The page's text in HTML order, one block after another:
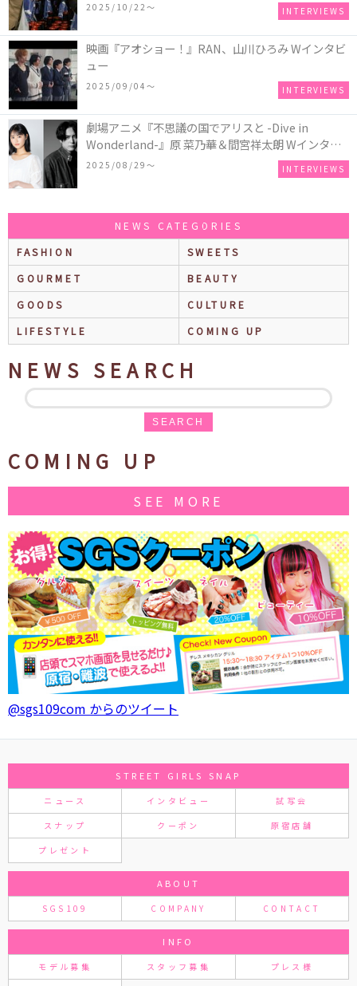
2025/10/22〜 INTERVIEWS
映画『アオショー！』RAN、山川ひろみ Wインタビ
ュー
2025/09/04〜 INTERVIEWS
劇場アニメ『不思議の国でアリスと -Dive in
Wonderland-』原 菜乃華＆間宮祥太朗 Wインタビ
ュー
2025/08/29〜 INTERVIEWS
NEWS CATEGORIES
FASHION
SWEETS
GOURMET
BEAUTY
GOODS
CULTURE
LIFESTYLE
COMING UP
NEWS SEARCH
SEARCH
COMING UP
SEE MORE
@sgs109com からのツイート
STREET GIRLS SNAP
ニュース インタビュー 試写会
スナップ クーポン 原宿店舗
プレゼント
ABOUT
SGS109 COMPANY CONTACT
INFO
モデル募集 スタッフ募集 プレス様